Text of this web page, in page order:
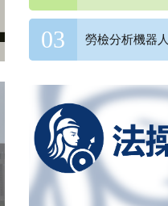
勞檢分析機器人